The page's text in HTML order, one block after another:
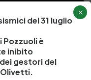
del 31 luglio
Pozzuoli è
inibito
gestori del
×